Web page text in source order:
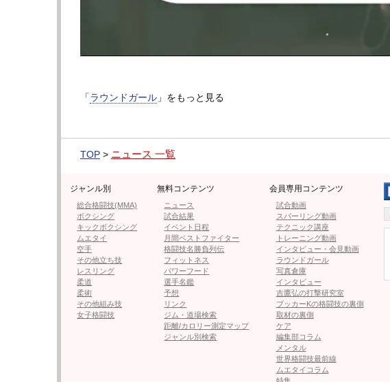
今年8月、KNOCKOUT ラウンドガ
ールに立った米倉みゆ（中央）、
AI美女としてバズったことも
@yone__miyu630
今年8月、KNOCKOUT ラウンドガ
ールに立った米倉みゆ
◀︎デカ女米倉みゆの記事に戻る
「ラウンドガール 」をもっと見る
TOP > ニュース 一覧
ジャンル別
総合格闘技(MMA)
ボクシング
キックボクシング
ムエタイ
空手
その他立ち技
レスリング
柔道
柔術
その他組み技
女子格闘技
無料コンテンツ
ニュース
試合結果
イベント日程
月間ベストファイター
格闘技名勝負列伝
フィットネス
パワーフード
選手名鑑
予想
リンク
ジム・道場検索
距離/カロリー測定マップ
ジャンル別検索
会員専用コンテンツ
試合動画
スパーリング動画
テクニック講座
トレーニング動画
インタビュー・会見動画
ラウンドガール
写真倉庫
インタビュー
吉鷹弘の打撃研究室
ブッカーKの格闘技の裏側
取材の裏側
ケア
編集部コラム
メンタル
世界格闘技最前線
ムエタイコラム